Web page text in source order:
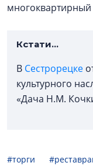
Кстати...
В Сестрорецке
культурного
«Дача Н.М.
#торги